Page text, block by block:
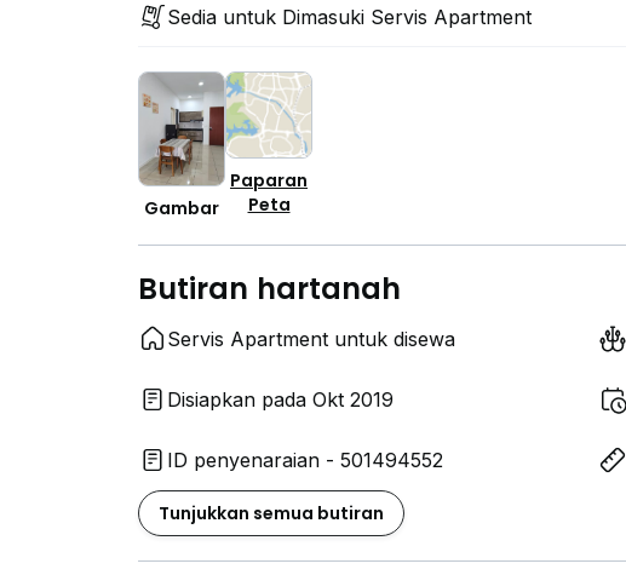
Sedia untuk Dimasuki Servis Apartment
Gambar
Paparan
Peta
Butiran hartanah
Servis Apartment untuk disewa
Disiapkan pada Okt 2019
ID penyenaraian - 501494552
Tunjukkan semua butiran